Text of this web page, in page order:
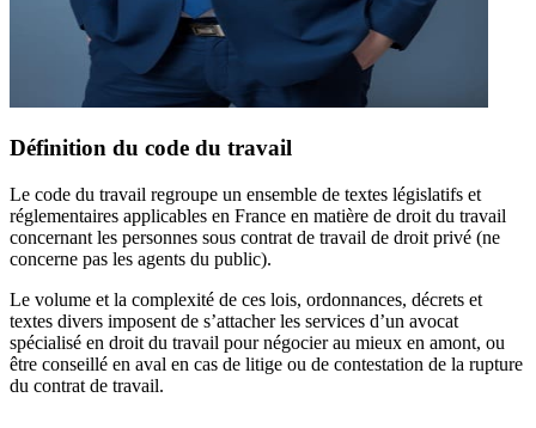
Définition du code du travail
Le code du travail regroupe un ensemble de textes législatifs et
réglementaires applicables en France en matière de droit du travail
concernant les personnes sous contrat de travail de droit privé (ne
concerne pas les agents du public).
Le volume et la complexité de ces lois, ordonnances, décrets et
textes divers imposent de s’attacher les services d’un avocat
spécialisé en droit du travail pour négocier au mieux en amont, ou
être conseillé en aval en cas de litige ou de contestation de la rupture
du contrat de travail.